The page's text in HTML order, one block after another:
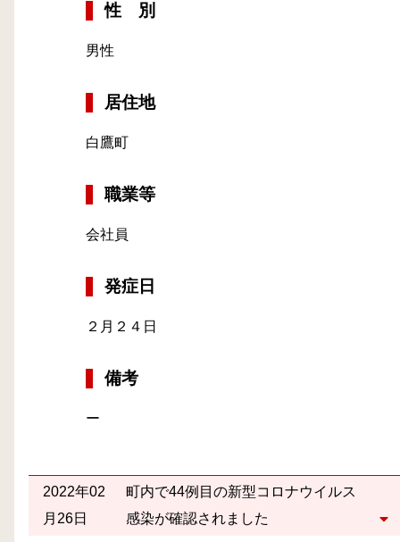
性 別
男性
居住地
白鷹町
職業等
会社員
発症日
２月２４日
備考
ー
2022年02
月26日
町内で44例目の新型コロナウイルス
感染が確認されました